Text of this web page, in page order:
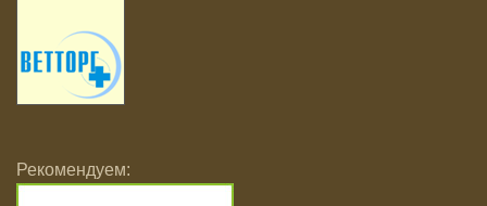
Рекомендуем: